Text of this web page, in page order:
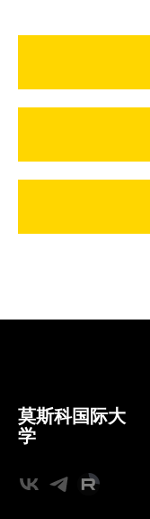
莫斯科国际大
学